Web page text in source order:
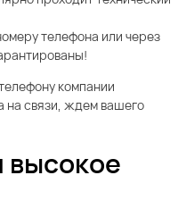
телефона или через
компании
на связи, ждем вашего
высокое